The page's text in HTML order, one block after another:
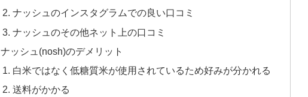
ナッシュのインスタグラムでの良い口コミ
ナッシュのその他ネット上の口コミ
ナッシュ(nosh)のデメリット
白米ではなく低糖質米が使用されているため好みが分かれる
送料がかかる